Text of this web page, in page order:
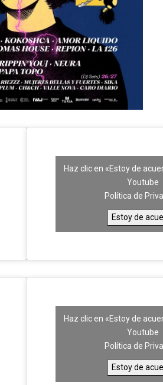
Haz clic en «Estoy de
Youtube
Política de
Estoy de
Haz clic en «Estoy de
Youtube
Política de
Estoy de